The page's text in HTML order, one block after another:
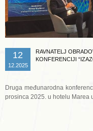
12
12.2025
RAVNATELJ
KONFERENCIJI
Druga međunarodna
prosinca 2025. u hotelu Marea